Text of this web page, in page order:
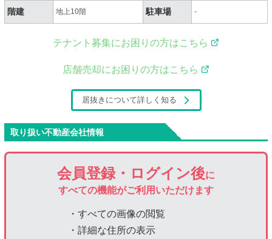
階建 地上10階 駐車場 -
テナント募集にお困りの方はこちら
店舗売却にお困りの方はこちら
居抜きについて詳しく知る
取り扱い不動産会社情報
会員登録・ログイン後に
すべての機能がご利用いただけます
・すべての画像の閲覧
・詳細な住所の表示